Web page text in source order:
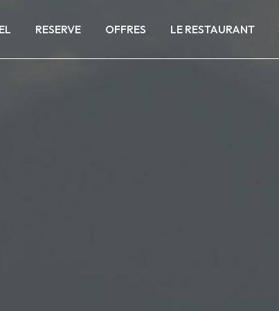
RESERVE OFFRES LE RESTAURANT